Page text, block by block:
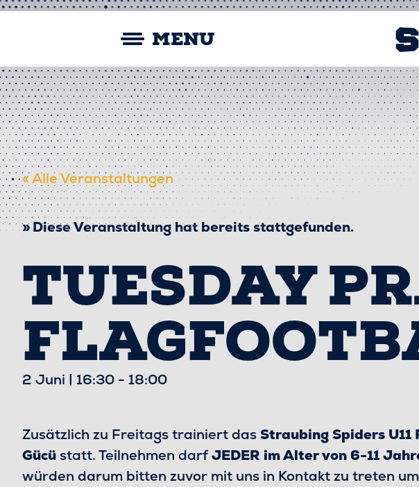
Skip
MENU
Straubing Spiders
« Alle Veranstaltungen
Diese Veranstaltung hat bereits stattgefunden.
TUESDAY
2 Juni | 16:30 - 18:00
Zusätzlich zu Freitags trainiert dasStraubing Spiders
Gücüstatt. Teilnehmen darfJEDER im Alter von 6-11
würden darum bitten zuvor mit uns in Kontakt zu treten